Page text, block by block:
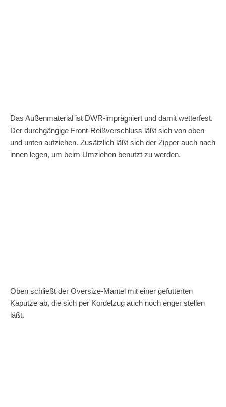
Das Außenmaterial ist DWR-imprägniert und damit wetterfest.
Der durchgängige Front-Reißverschluss läßt sich von oben
und unten aufziehen. Zusätzlich läßt sich der Zipper auch nach
innen legen, um beim Umziehen benutzt zu werden.
Oben schließt der Oversize-Mantel mit einer gefütterten
Kaputze ab, die sich per Kordelzug auch noch enger stellen
läßt.